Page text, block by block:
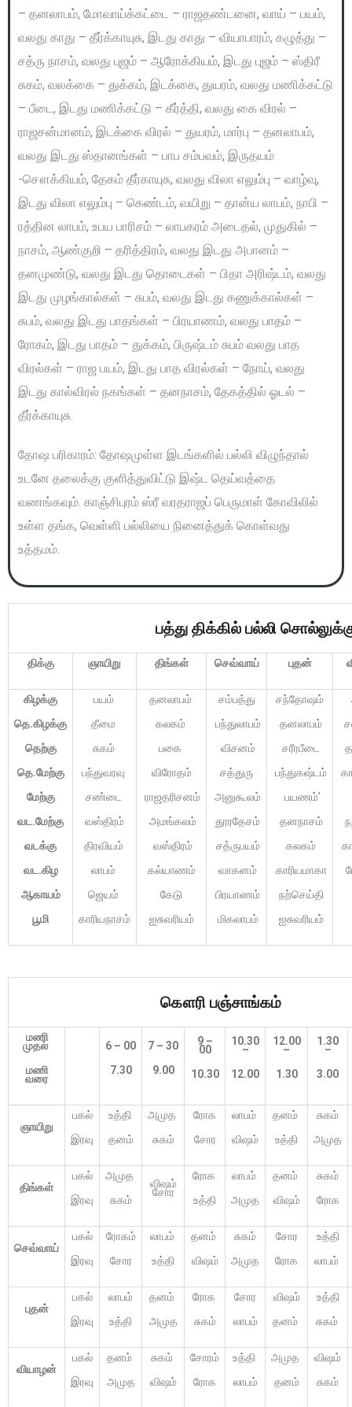
– தனலாபம், மோவாய்க்கட்டை – ராஜதண்டனை, வாய் – பயம்,
வலது காது – தீர்க்காயுசு, இடது காது – வியாபாரம், கழுத்து –
சத்ரு நாசம், வலது புஜம் – ஆரோக்கியம், இடது புஜம் – ஸ்திரீ
சுகம், வலக்கை – துக்கம், இடக்கை, துயரம், வலது மணிக்கட்டு
– பீடை, இடது மணிக்கட்டு – கீர்த்தி, வலது கை விரல் –
ராஜசன்மானம், இடக்கை விரல் – துயரம், மார்பு – தனலாபம்,
வலது இடது ஸ்தானங்கள் – பாப சம்பவம், இருதயம்
-சௌக்கியம், தேகம் தீர்காயுசு, வலது விலா எலும்பு – வாழ்வு,
இடது விலா எலும்பு – கெண்டம், வயிறு – தான்ய லாபம், நாபி –
ரத்தின லாபம், உபய பாரிசம் – லாபகரம் அடைதல், முதுகில் –
நாசம், ஆண்குறி – தரித்திரம், வலது இடது அபானம் –
தனமுண்டு, வலது இடது தொடைகள் – பிதா அரிஷ்டம், வலது
இடது முழங்கால்கள் – சுபம், வலது இடது கணுக்கால்கள் –
சுபம், வலது இடது பாதங்கள் – பிரயாணம், வலது பாதம் –
ரோகம், இடது பாதம் – துக்கம், பிருஷ்டம் சுபம் வலது பாத
விரல்கள் – ராஜ பயம், இடது பாத விரல்கள் – நோய், வலது
இடது கால்விரல் நகங்கள் – தனநாசம், தேகத்தில் ஓடல் –
தீர்க்காயுசு.
தோஷ பரிகாரம்: தோஷமுள்ள இடங்களில் பல்லி விழுந்தால்
உடனே தலைக்கு குளித்துவிட்டு இஷ்ட தெய்வத்தை
வணங்கவும். காஞ்சிபுரம் ஸ்ரீ வரதராஜப் பெருமாள் கோவிலில்
உள்ள தங்க, வெள்ளி பல்லியை நினைத்துக் கொள்வது
உத்தமம்.
பத்துதிக்கில்பல்லி
திக்கு ஞாயிறு திங்கள் செவ்வாய் புதன்
கிழக்கு
தெ.கிழக்கு
தெற்கு
தெ.மேற்கு
மேற்கு
வட.மேற்கு
வடக்கு
வட.கிழ
ஆகாயம்
பூமி
பயம்
தீமை
சுகம்
பந்துவரவு
சண்டை
வஸ்திரம்
திரவியம்
லாபம்
ஜெயம்
காரியநாசம்
தனலாபம்
கலகம்
பகை
விரோதம்
ராஜதரிசனம்
அமங்கலம்
வஸ்திரம்
கல்யாணம்
கேடு
ஐசுவரியம்
சம்பத்து
பந்துலாபம்
விசனம்
சத்துரு
அனுகூலம்
தூரதேசம்
சத்ருபயம்
வாகனம்
பிரயாணம்
மிகலாபம்
சந்தோஷம்
தனலாபம்
சரீரபீடை
பந்துகஷ்டம்
பயணம்’
தனநாசம்
கலகம்
காரியமாகா
நற்செய்தி
ஐசுவரியம்
கௌரிபஞ்சாங்கம்
மணி
முதல்
மணி
வரை
6 – 00
7.30
7 – 30
9.00
9 –
00
10.30
10.30
–
12.00
12.00
–
1.30
1.30
–
3.00
ஞாயிறு
பகல்
இரவு
உத்தி
தனம்
அமுத
சுகம்
ரோக
சோர
லாபம்
விஷம்
தனம்
உத்தி
சுகம்
அமுத
திங்கள்
பகல்
இரவு
அமுத
சுகம்
விஷம்
சோர
ரோக
உத்தி
லாபம்
அமுத
தனம்
விஷம்
சுகம்
ரோக
செவ்வாய்
பகல்
இரவு
ரோகம்
சோர
லாபம்
உத்தி
தனம்
விஷம்
சுகம்
அமுத
சோர
ரோக
உத்தி
லாபம்
புதன்
பகல்
இரவு
லாபம்
உத்தி
தனம்
அமுத
ரோக
சுகம்
சோர
லாபம்
விஷம்
தனம்
உத்தி
சுகம்
வியாழன்
பகல்
இரவு
தனம்
அமுத
சுகம்
விஷம்
சோரம்
ரோக
உத்தி
லாபம்
அமுத
தனம்
விஷம்
சுகம்